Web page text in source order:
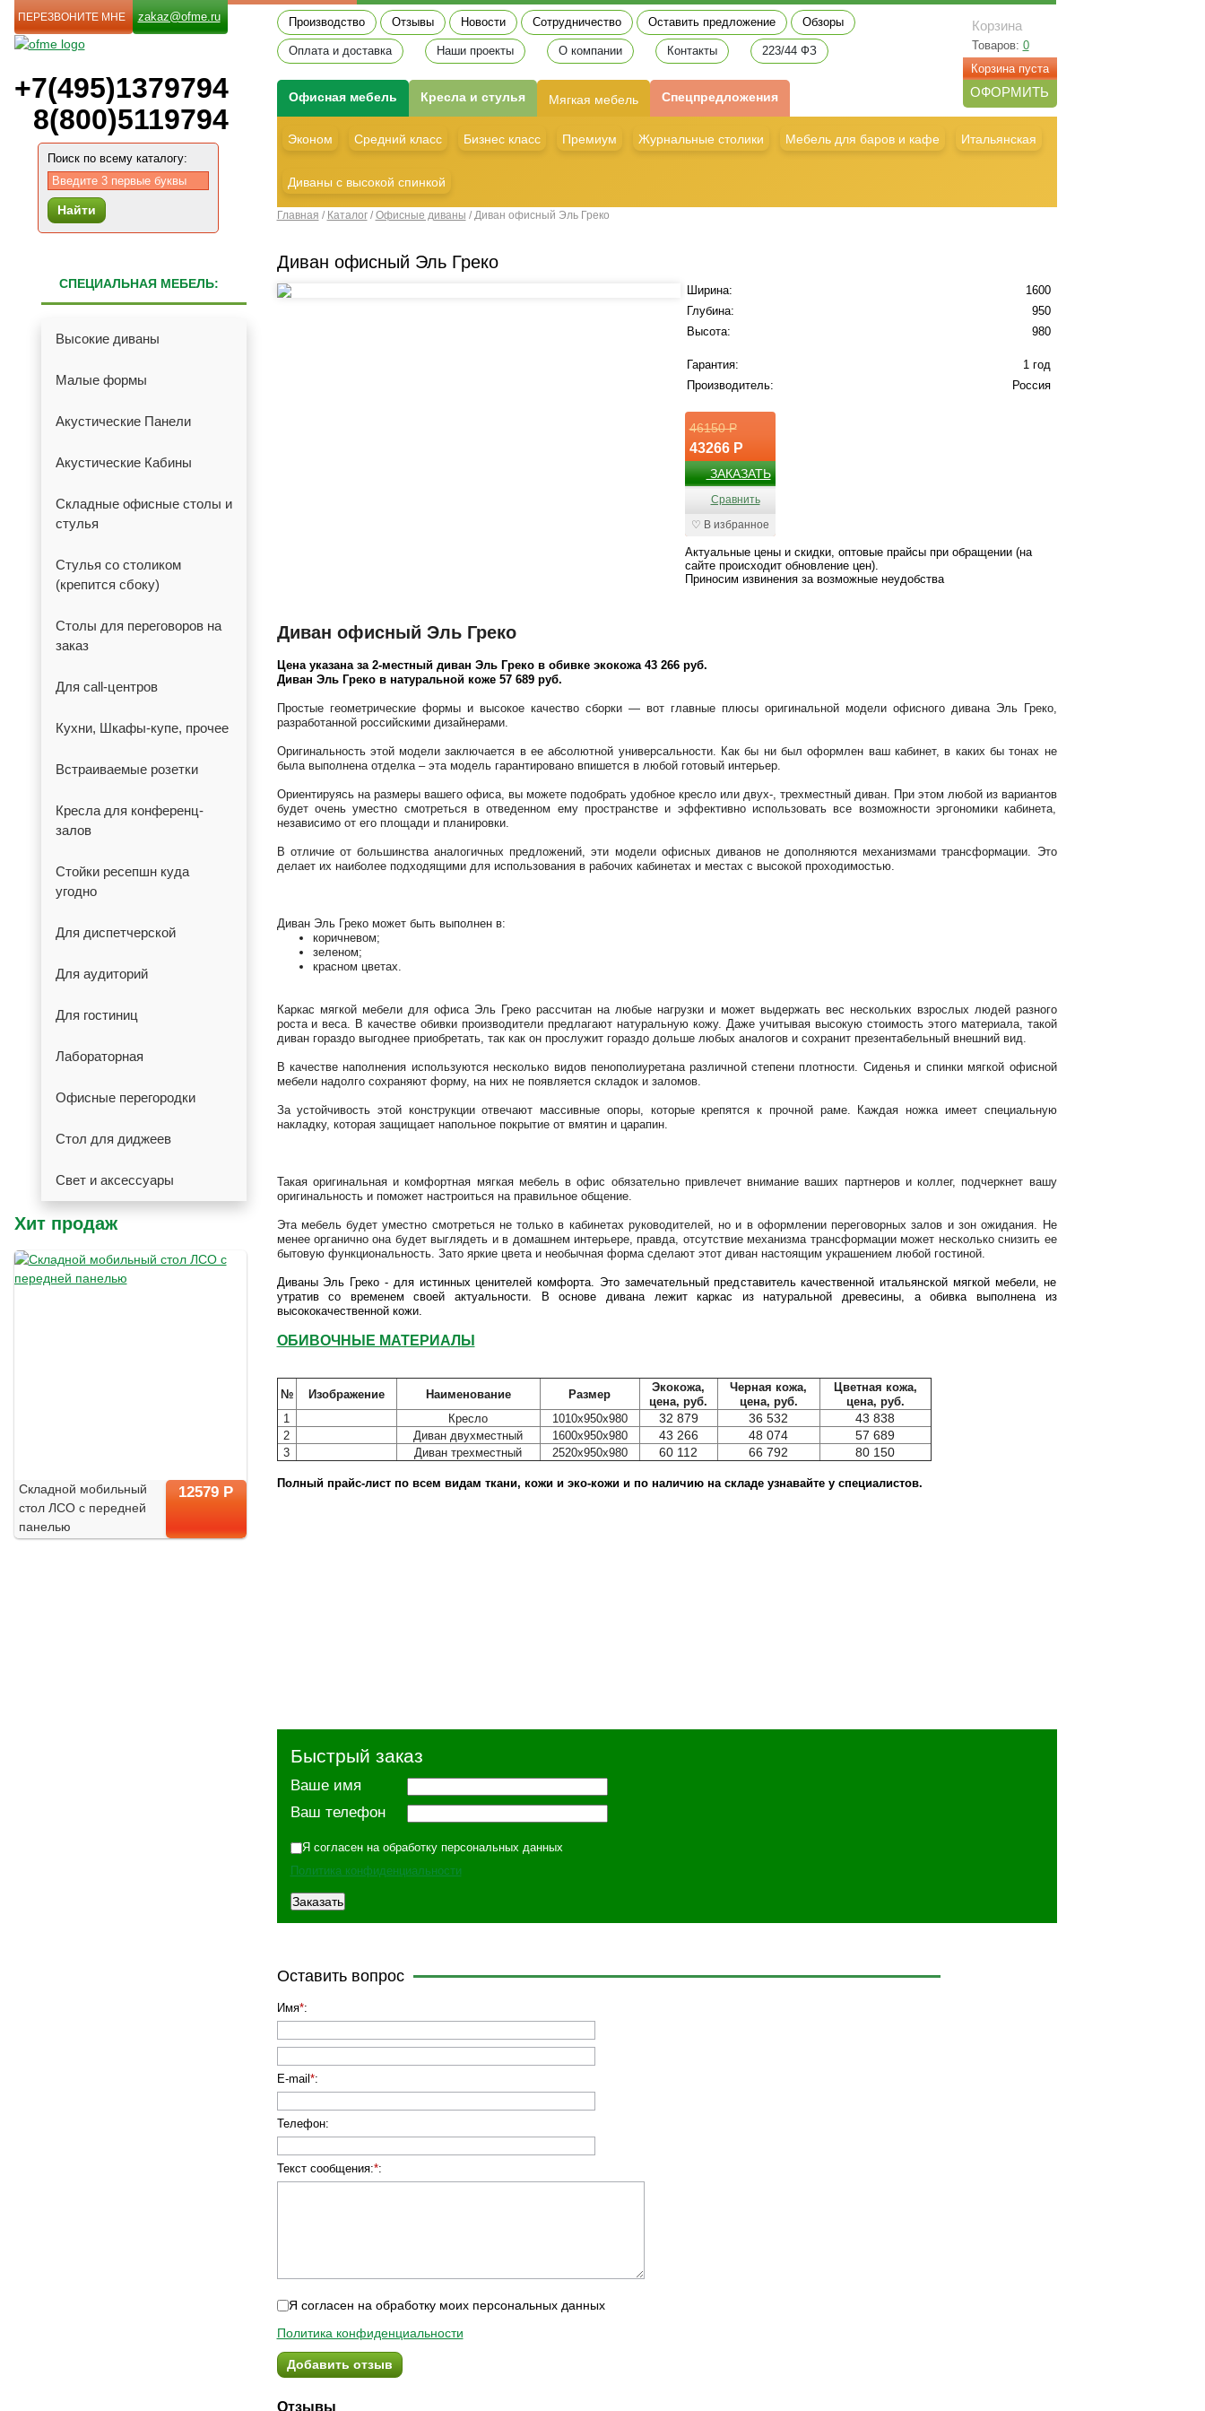
ПЕРЕЗВОНИТЕ МНЕ zakaz@ofme.ru
+7(495)1379794
8(800)5119794
Поиск по всему каталогу:
Найти
СПЕЦИАЛЬНАЯ МЕБЕЛЬ:
Высокие диваны
Малые формы
Акустические Панели
Акустические Кабины
Складные офисные столы и
стулья
Стулья со столиком
(крепится сбоку)
Столы для переговоров на
заказ
Для call-центров
Кухни, Шкафы-купе, прочее
Встраиваемые розетки
Кресла для конференц-
залов
Стойки ресепшн куда
угодно
Для диспетчерской
Для аудиторий
Для гостиниц
Лабораторная
Офисные перегородки
Стол для диджеев
Свет и аксессуары
Хит продаж
Складной мобильный
стол ЛСО с передней
панелью
12579 Р
Производство Отзывы Новости Сотрудничество Оставить предложение Обзоры
Оплата и доставка Наши проекты О компании Контакты 223/44 ФЗ
Корзина
Товаров: 0
Корзина пуста
ОФОРМИТЬ
Офиcная мебель Кресла и стулья Мягкая мебель Спецпредложения
Эконом Средний класс Бизнес класс Премиум Журнальные столики Мебель для баров и кафе Итальянская
Диваны с высокой спинкой
Главная / Каталог/ Офисные диваны / Диван офисный Эль Греко
Диван офисный Эль Греко
Ширина:
1600
Глубина:
950
Высота:
980
Гарантия:
1 год
Производитель:
Россия
46150 Р
43266 Р
ЗАКАЗАТЬ
Сравнить
♡ В избранное
Актуальные цены и скидки, оптовые прайсы при обращении (на
сайте происходит обновление цен).
Приносим извинения за возможные неудобства
Диван офисный Эль Греко
Цена указана за 2-местный диван Эль Греко в обивке экокожа 43 266 руб.
Диван Эль Греко в натуральной коже 57 689 руб.
Простые геометрические формы и высокое качество сборки — вот главные плюсы оригинальной модели офисного дивана Эль Греко,
разработанной российскими дизайнерами.
Оригинальность этой модели заключается в ее абсолютной универсальности. Как бы ни был оформлен ваш кабинет, в каких бы тонах не
была выполнена отделка – эта модель гарантировано впишется в любой готовый интерьер.
Ориентируясь на размеры вашего офиса, вы можете подобрать удобное кресло или двух-, трехместный диван. При этом любой из вариантов
будет очень уместно смотреться в отведенном ему пространстве и эффективно использовать все возможности эргономики кабинета,
независимо от его площади и планировки.
В отличие от большинства аналогичных предложений, эти модели офисных диванов не дополняются механизмами трансформации. Это
делает их наиболее подходящими для использования в рабочих кабинетах и местах с высокой проходимостью.
Диван Эль Греко может быть выполнен в:
коричневом;
зеленом;
красном цветах.
Каркас мягкой мебели для офиса Эль Греко рассчитан на любые нагрузки и может выдержать вес нескольких взрослых людей разного
роста и веса. В качестве обивки производители предлагают натуральную кожу. Даже учитывая высокую стоимость этого материала, такой
диван гораздо выгоднее приобретать, так как он прослужит гораздо дольше любых аналогов и сохранит презентабельный внешний вид.
В качестве наполнения используются несколько видов пенополиуретана различной степени плотности. Сиденья и спинки мягкой офисной
мебели надолго сохраняют форму, на них не появляется складок и заломов.
За устойчивость этой конструкции отвечают массивные опоры, которые крепятся к прочной раме. Каждая ножка имеет специальную
накладку, которая защищает напольное покрытие от вмятин и царапин.
Такая оригинальная и комфортная мягкая мебель в офис обязательно привлечет внимание ваших партнеров и коллег, подчеркнет вашу
оригинальность и поможет настроиться на правильное общение.
Эта мебель будет уместно смотреться не только в кабинетах руководителей, но и в оформлении переговорных залов и зон ожидания. Не
менее органично она будет выглядеть и в домашнем интерьере, правда, отсутствие механизма трансформации может несколько снизить ее
бытовую функциональность. Зато яркие цвета и необычная форма сделают этот диван настоящим украшением любой гостиной.
Диваны Эль Греко - для истинных ценителей комфорта. Это замечательный представитель качественной итальянской мягкой мебели, не
утратив со временем своей актуальности. В основе дивана лежит каркас из натуральной древесины, а обивка выполнена из
высококачественной кожи.
ОБИВОЧНЫЕ МАТЕРИАЛЫ
№ Изображение Наименование Размер
Экокожа,
цена, руб.
Черная кожа,
цена, руб.
Цветная кожа,
цена, руб.
1
Кресло 1010х950х980 32 879 36 532 43 838
2 Диван двухместный 1600х950х980 43 266 48 074 57 689
3 Диван трехместный 2520х950х980 60 112 66 792 80 150
Полный прайс-лист по всем видам ткани, кожи и эко-кожи и по наличию на складе узнавайте у специалистов.
Быстрый заказ
Ваше имя
Ваш телефон
Я согласен на обработку персональных данных
Политика конфиденциальности
Оставить вопрос
Имя*:
E-mail *:
Телефон:
Текст сообщения:*:
Я согласен на обработку моих персональных данных
Политика конфиденциальности
Добавить отзыв
Отзывы